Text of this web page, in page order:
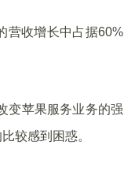
营收增长中占据60%
变苹果服务业务的强
较感到困惑。